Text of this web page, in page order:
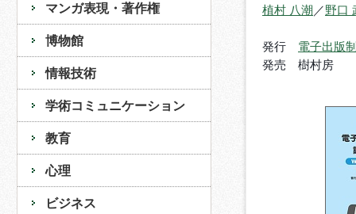
マンガ表現・著作権
博物館
情報技術
学術コミュニケーション
教育
心理
ビジネス
植村 八潮／野口
発行 電子出版
発売 樹村房